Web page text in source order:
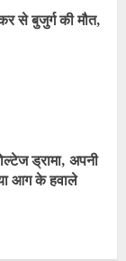
से बुजुर्ग की मौत,
ड्रामा, अपनी
आग के हवाले